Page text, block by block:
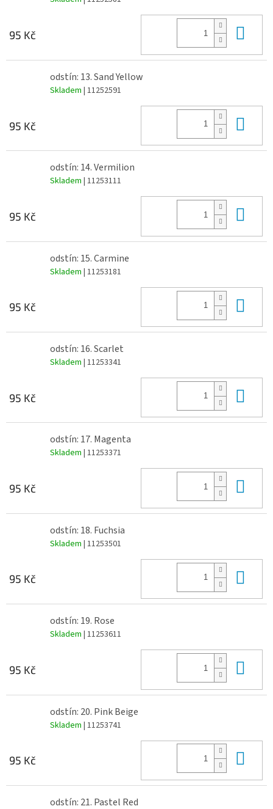
95 Kč
odstín: 13. Sand Yellow
Skladem | 11252591
95 Kč
odstín: 14. Vermilion
Skladem | 11253111
95 Kč
odstín: 15. Carmine
Skladem | 11253181
95 Kč
odstín: 16. Scarlet
Skladem | 11253341
95 Kč
odstín: 17. Magenta
Skladem | 11253371
95 Kč
odstín: 18. Fuchsia
Skladem | 11253501
95 Kč
odstín: 19. Rose
Skladem | 11253611
95 Kč
odstín: 20. Pink Beige
Skladem | 11253741
95 Kč
odstín: 21. Pastel Red